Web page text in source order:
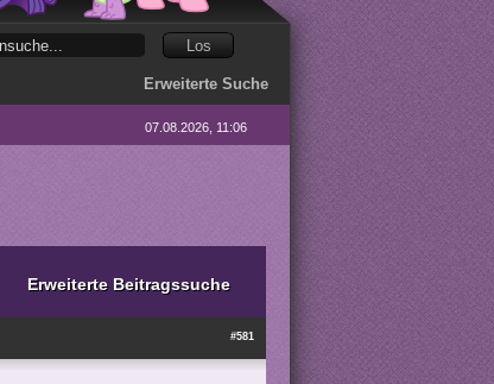
Erweiterte Suche
07.08.2026, 11:06
Erweiterte Beitragssuche
#581